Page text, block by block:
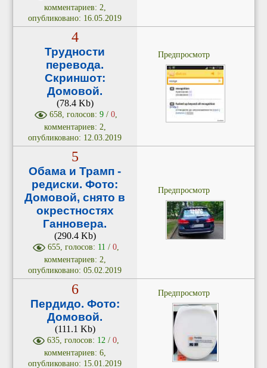
комментариев: 2,
опубликовано: 16.05.2019
4
Трудности
перевода.
Скриншот:
Домовой.
(78.4 Kb)
658, голосов: 9/ 0,
комментариев: 2,
опубликовано: 12.03.2019
Предпросмотр
5
Обама и Трамп -
редиски. Фото:
Домовой, снято в
окрестностях
Ганновера.
(290.4 Kb)
655, голосов: 11 / 0,
комментариев: 2,
опубликовано: 05.02.2019
Предпросмотр
6
Пердидо. Фото:
Домовой.
(111.1 Kb)
635, голосов: 12 /0
комментариев: 6,
опубликовано: 15.01.2019
Предпросмотр